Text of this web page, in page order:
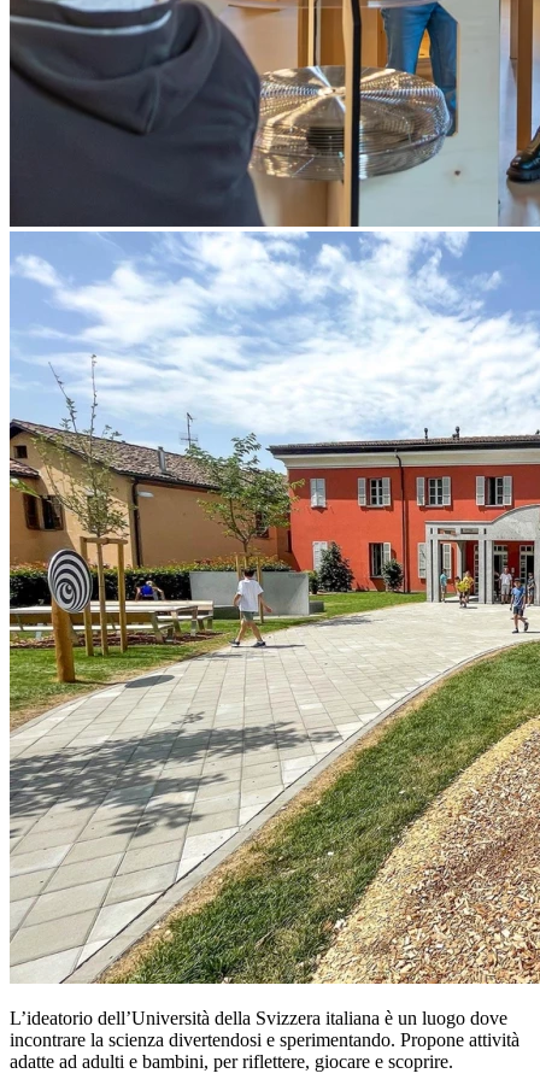
L’ideatorio dell’Università della Svizzera italiana è un luogo dove
incontrare la scienza divertendosi e sperimentando. Propone attività
adatte ad adulti e bambini, per riflettere, giocare e scoprire.